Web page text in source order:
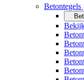
Betontegels